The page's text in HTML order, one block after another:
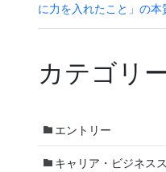
に力を入れたこと」の
カテゴリ
エントリー
キャリア・ビジネス